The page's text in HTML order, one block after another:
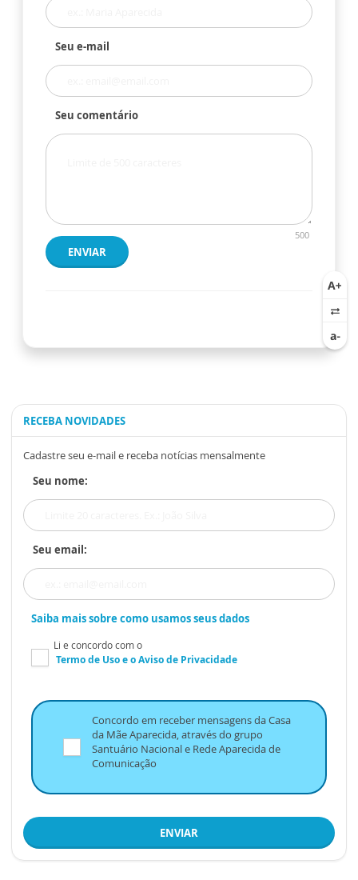
Seu e-mail
Seu comentário
500
ENVIAR
RECEBA NOVIDADES
Cadastre seu e-mail e receba notícias mensalmente
Seu nome:
Seu email:
Saiba mais sobre como usamos seus dados
Li e concordo com o
Termo de Usoe oAviso de Privacidade
Concordo em receber mensagens da Casa
da Mãe Aparecida, através do grupo
Santuário Nacional e Rede Aparecida de
Comunicação
ENVIAR